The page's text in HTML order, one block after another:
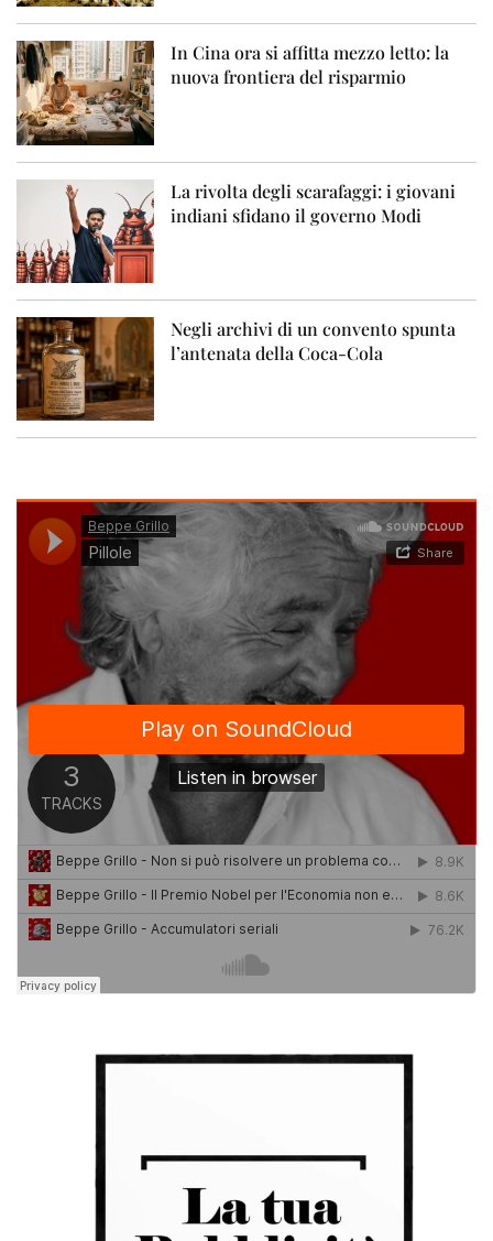
In Cina ora si affitta mezzo letto: la
nuova frontiera del risparmio
La rivolta degli scarafaggi: i giovani
indiani sfidano il governo Modi
Negli archivi di un convento spunta
l’antenata della Coca-Cola